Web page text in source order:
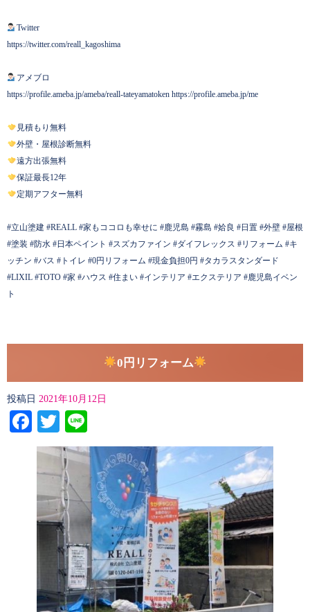
Twitter
https://twitter.com/reall_kagoshima
アメブロ
https://profile.ameba.jp/ameba/reall-tateyamatoken https://profile.ameba.jp/me
見積もり無料
外壁・屋根診断無料
遠方出張無料
保証最長12年
定期アフター無料
#立山塗建 #REALL #家もココロも幸せに #鹿児島 #霧島 #姶良 #日置 #外壁 #屋根
#塗装 #防水 #日本ペイント #スズカファイン #ダイフレックス #リフォーム #キ
ッチン #バス #トイレ #0円リフォーム #現金負担0円 #タカラスタンダード
#LIXIL #TOTO #家 #ハウス #住まい #インテリア #エクステリア #鹿児島イベン
ト
0円リフォーム
投稿日 2021年10月12日
Facebook
Twitter